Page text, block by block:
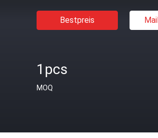
Bestpreis
1pcs
MOQ